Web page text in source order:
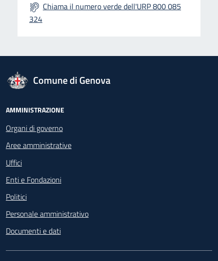
Chiama il numero verde dell'URP 800 085
324
logo Unione Europea
Comune di Genova
Footer - Navigazione
AMMINISTRAZIONE
Organi di governo
Aree amministrative
Uffici
Enti e Fondazioni
Politici
Personale amministrativo
Documenti e dati